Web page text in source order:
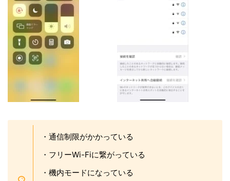
・通信制限がかかっている
・フリーWi-Fiに繋がっている
・機内モードになっている